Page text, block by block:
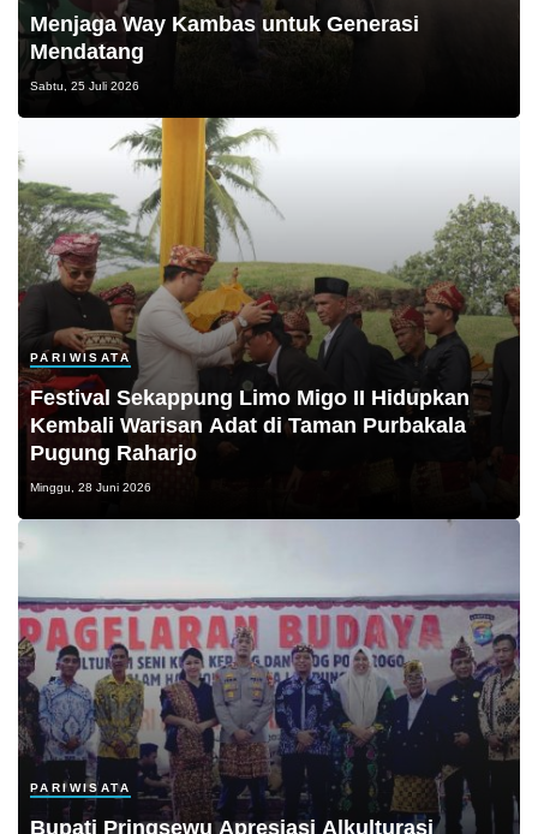
Menjaga Way Kambas untuk Generasi
Mendatang
Sabtu, 25 Juli 2026
PARIWISATA
Festival Sekappung Limo Migo II Hidupkan
Kembali Warisan Adat di Taman Purbakala
Pugung Raharjo
Minggu, 28 Juni 2026
PARIWISATA
Bupati Pringsewu Apresiasi Alkulturasi